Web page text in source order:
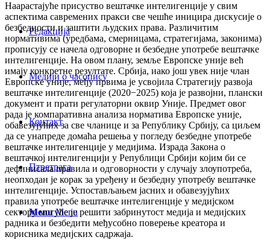
Редакција
Медији о часопису
Контакт
Птретрага
Menu Menu
Наарастајуће присуство вештачке интелигенције у свим
аспектима савремених пракси све чешће иницира дискусије о
безбедности и заштити људских права. Различитим
нормативима (уредбама, смерницама, стратегијама, законима)
прописују се начела одговорне и безбедне употребе вештачке
интелигенције. На овом плану, земље Европске уније већ
имају конкретне резултате. Србија, иако још увек није члан
Европске уније, међу првима је усвојила Стратегију развоја
вештачке интелигенције (2020−2025) која je развојни, плански
документ и прати регулаторни оквир Уније. Предмет овог
рада је компаративна анализа норматива Европске уније,
обавезујућих за све чланице и за Републику Србију, са циљем
да се унапреде домаћа решења у погледу безбедне употребе
вештачке интелигенције у медијима. Израда Закона о
вештачкој интелигенцији у Републици Србији којим би се
дефинисала правила и одговорности у случају злоупотреба,
неопходан је корак за уређену и безбедну употребу вештачке
интелигенције. Успостављањем јасних и обавезујућих
правила употребе вештачке интелигенције у медијском
сектору могуће је решити забринутост медија и медијских
радника и безбедити међусобно поверење креатора и
корисника медијских садржаја.